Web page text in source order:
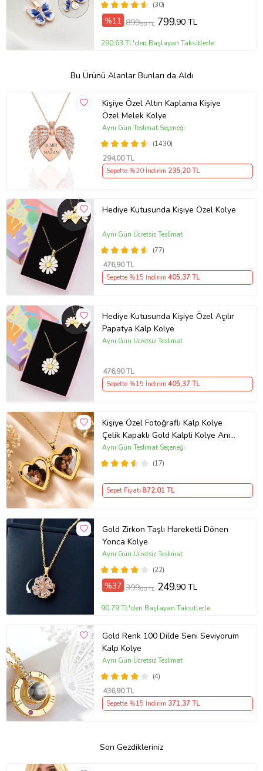
(30)
%11 899,90 TL 799,90 TL
290,63 TL'den Başlayan Taksitlerle
Bu Ürünü Alanlar Bunları da Aldı
Kişiye Özel Altın Kaplama Kişiye
Özel Melek Kolye
(1430)
Aynı Gün Teslimat Seçeneği
294,00 TL
Sepette %20 İndirim 235,20 TL
Hediye Kutusunda Kişiye Özel Kolye
(77)
Aynı Gün Ücretsiz Teslimat
476,90 TL
Sepette %15 İndirim 405,37 TL
Hediye Kutusunda Kişiye Özel Açılır
Papatya Kalp Kolye
Aynı Gün Ücretsiz Teslimat
476,90 TL
Sepette %15 İndirim 405,37 TL
Kişiye Özel Fotoğraflı Kalp Kolye
Çelik Kapaklı Gold Kalpli Kolye Anı
Kolyesi Kalp Kolye Resimli Kolye –
Açılır Kapaklı Romantik Gold
(17)
Aynı Gün Teslimat Seçeneği
Sepet Fiyatı 872,01 TL
Gold Zirkon Taşlı Hareketli Dönen
Yonca Kolye
(22)
Aynı Gün Ücretsiz Teslimat
%37 399,00 TL 249,90 TL
90,79 TL'den Başlayan Taksitlerle
Gold Renk 100 Dilde Seni Seviyorum
Kalp Kolye
(4)
Aynı Gün Ücretsiz Teslimat
436,90 TL
Sepette %15 İndirim 371,37 TL
Son Gezdikleriniz